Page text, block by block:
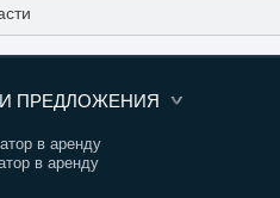
ПРЕДЛОЖЕНИЯ
в аренду
в аренду